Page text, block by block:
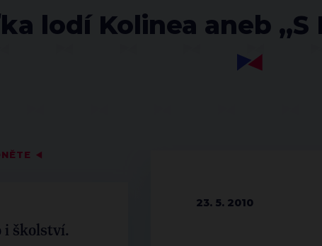
lodí Kolinea aneb
◀
i školství.
23. 5. 2010